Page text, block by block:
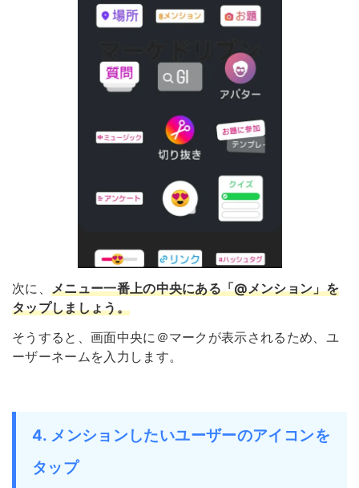
次に、 メニュー一番上の中央にある「@メンション」を
タップしましょう。
そうすると、画面中央に＠マークが表示されるため、ユ
ーザーネームを入力します。
4. メンションしたいユーザーのアイコンを
タップ